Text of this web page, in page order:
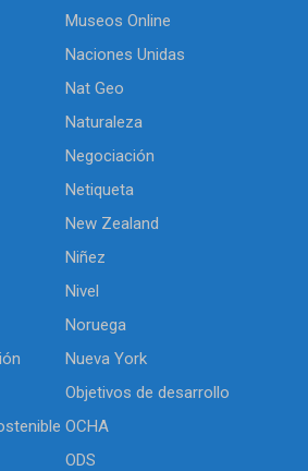
Museos Online
Naciones Unidas
Nat Geo
Naturaleza
Negociación
Netiqueta
New Zealand
Niñez
Nivel
Noruega
Nueva York
Objetivos de desarrollo
OCHA
ODS